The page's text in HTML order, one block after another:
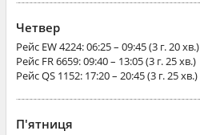
Четвер
Рейс EW 4224: 06:25 – 09:45 (3 г. 20 хв.)
Рейс FR 6659: 09:40 – 13:05 (3 г. 25 хв.)
РейсQS 1152: 17:20 – 20:45 (3 г. 25 хв.)
П'ятниця